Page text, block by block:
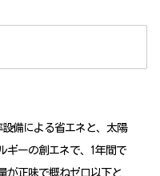
設備による省エネと、太陽
ギーの創エネで、1年間で
が正味で概ねゼロ以下と